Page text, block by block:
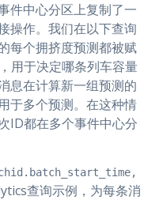
件中心分区上复制了一
操作。我们在以下查询
每个拥挤度预测都被赋
用于决定哪条列车容量
息在计算新一组预测的
于多个预测。在这种情
ID都在多个事件中心分
查询示例，为每条消